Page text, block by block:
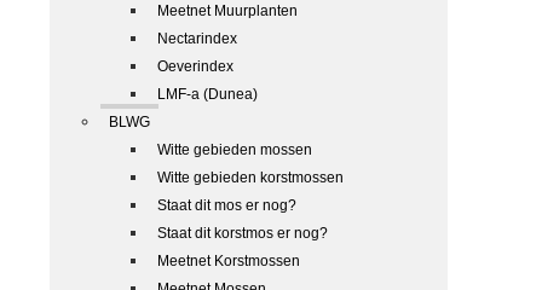
Meetnet Muurplanten
Nectarindex
Oeverindex
LMF-a (Dunea)
BLWG
Witte gebieden mossen
Witte gebieden korstmossen
Staat dit mos er nog?
Staat dit korstmos er nog?
Meetnet Korstmossen